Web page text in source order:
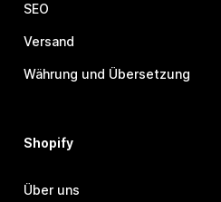
SEO
Versand
Währung und Übersetzung
Shopify
Über uns